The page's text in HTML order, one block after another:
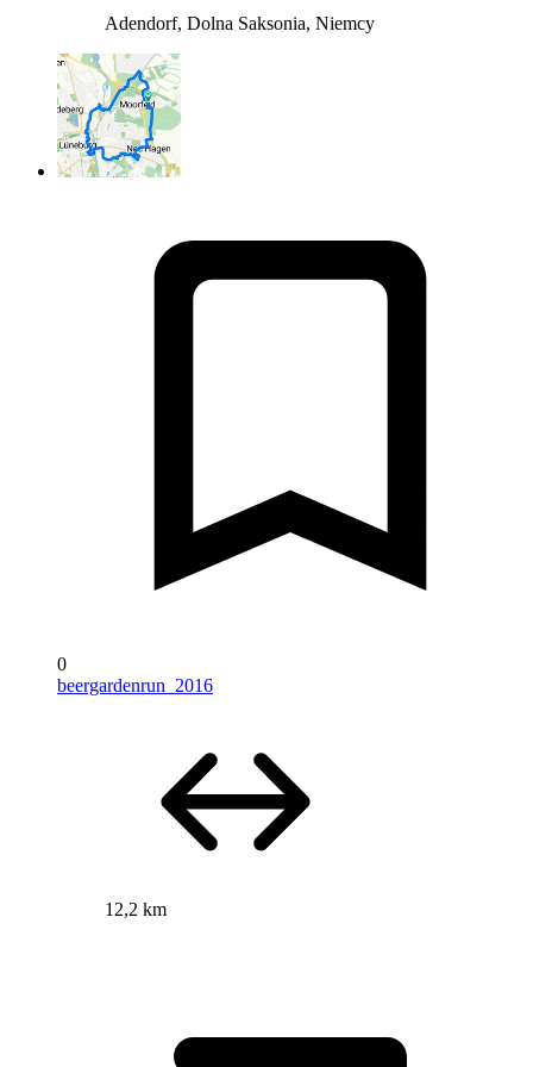
Adendorf, Dolna Saksonia, Niemcy
0
beergardenrun_2016
12,2 km